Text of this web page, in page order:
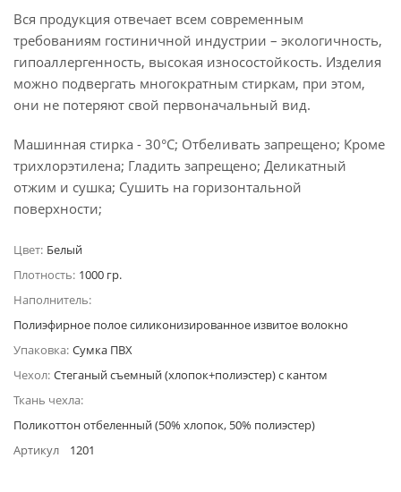
Вся продукция отвечает всем современным
требованиям гостиничной индустрии – экологичность,
гипоаллергенность, высокая износостойкость. Изделия
можно подвергать многократным стиркам, при этом,
они не потеряют свой первоначальный вид.
Машинная стирка - 30°C; Отбеливать запрещено; Кроме
трихлорэтилена; Гладить запрещено; Деликатный
отжим и сушка; Сушить на горизонтальной
поверхности;
Цвет: Белый
Плотность: 1000 гр.
Наполнитель:
Полиэфирное полое силиконизированное извитое волокно
Упаковка: Сумка ПВХ
Чехол: Стеганый съемный (хлопок+полиэстер) с кантом
Ткань чехла:
Поликоттон отбеленный (50% хлопок, 50% полиэстер)
Артикул
1201